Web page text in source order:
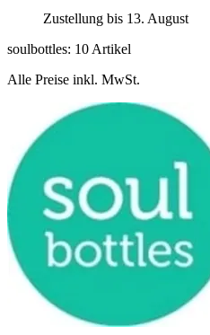
Zustellung bis 13. August
soulbottles: 10 Artikel
Alle Preise inkl. MwSt.